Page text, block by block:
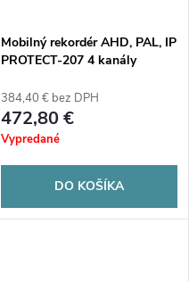
Mobilný rekordér AHD, PAL, IP
PROTECT-207 4 kanály
384,40 € bez DPH
472,80 €
Vypredané
DO KOŠÍKA